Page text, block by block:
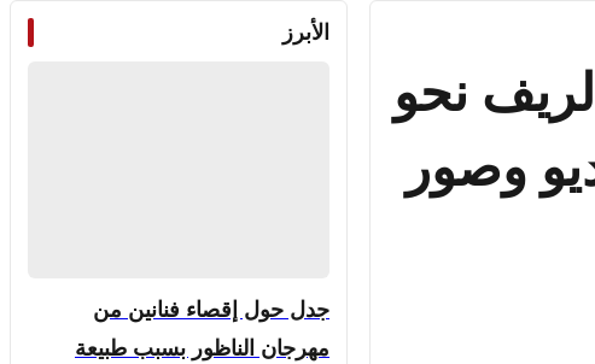
نحو
وصور
الأبرز
جدل حول إقصاء فنانين من
مهرجان الناظور بسبب طبيعة